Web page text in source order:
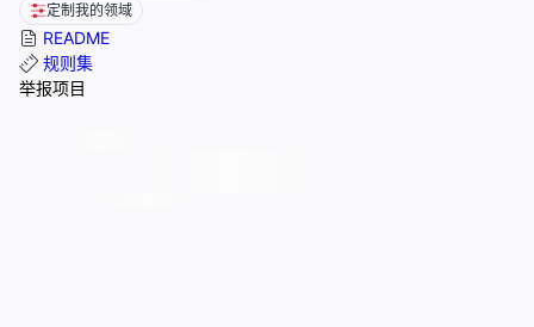
定制我的领域
README
规则集
举报项目